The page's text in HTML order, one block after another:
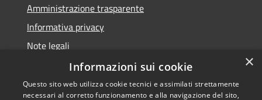
Amministrazione trasparente
Informativa privacy
Note legali
Dichiarazione di accessibilità
×
Informazioni sui cookie
Questo sito web utilizza cookie tecnici e assimilati strettamente
necessari al corretto funzionamento e alla navigazione del sito,